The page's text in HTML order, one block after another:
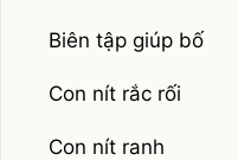
Biên tập giúp bố
Con nít rắc rối
Con nít ranh